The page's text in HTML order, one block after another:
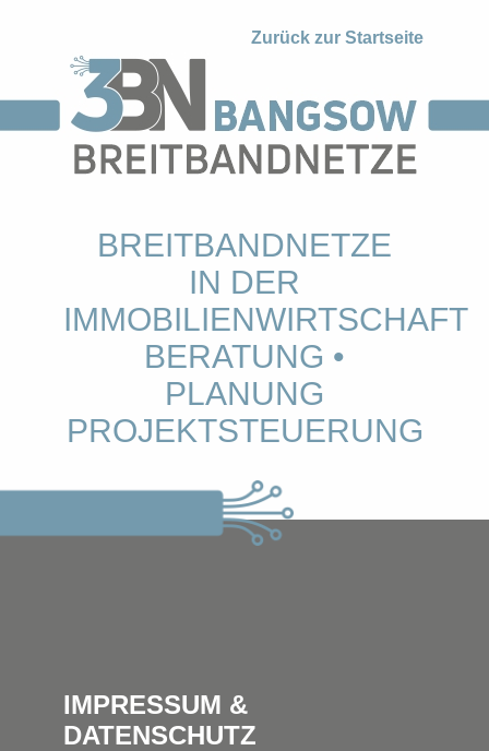
Zurück zur Startseite
BREITBANDNETZE
IN DER
IMMOBILIENWIRTSCHAFT
BERATUNG •
PLANUNG
PROJEKTSTEUERUNG
IMPRESSUM &
DATENSCHUTZ